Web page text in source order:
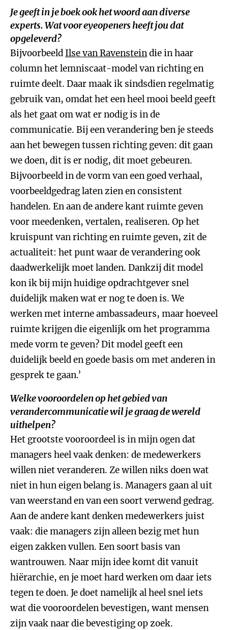
Je geeft in je boek ook het woord aan diverse
experts. Wat voor eyeopeners heeft jou dat
opgeleverd?
BijvoorbeeldIlse van Ravensteindie in haar
column het lemniscaat-model van richting en
ruimte deelt. Daar maak ik sindsdien regelmatig
gebruik van, omdat het een heel mooi beeld geeft
als het gaat om wat er nodig is in de
communicatie. Bij een verandering ben je steeds
aan het bewegen tussen richting geven: dit gaan
we doen, dit is er nodig, dit moet gebeuren.
Bijvoorbeeld in de vorm van een goed verhaal,
voorbeeldgedrag laten zien en consistent
handelen. En aan de andere kant ruimte geven
voor meedenken, vertalen, realiseren. Op het
kruispunt van richting en ruimte geven, zit de
actualiteit: het punt waar de verandering ook
daadwerkelijk moet landen. Dankzij dit model
kon ik bij mijn huidige opdrachtgever snel
duidelijk maken wat er nog te doen is. We
werken met interne ambassadeurs, maar hoeveel
ruimte krijgen die eigenlijk om het programma
mede vorm te geven? Dit model geeft een
duidelijk beeld en goede basis om met anderen in
gesprek te gaan.’
Welke vooroordelen op het gebied van
verandercommunicatie wil je graag de wereld
uithelpen?
Het grootste vooroordeel is in mijn ogen dat
managers heel vaak denken: de medewerkers
willen niet veranderen. Ze willen niks doen wat
niet in hun eigen belang is. Managers gaan al uit
van weerstand en van een soort verwend gedrag.
Aan de andere kant denken medewerkers juist
vaak: die managers zijn alleen bezig met hun
eigen zakken vullen. Een soort basis van
wantrouwen. Naar mijn idee komt dit vanuit
hiërarchie, en je moet hard werken om daar iets
tegen te doen. Je doet namelijk al heel snel iets
wat die vooroordelen bevestigen, want mensen
zijn vaak naar die bevestiging op zoek.